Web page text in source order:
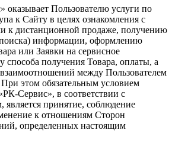
Пользователю услуги по
к Сайту в целях ознакомления с
к дистанционной продаже, получению
поиска) информации, оформлению
или Заявки на сервисное
способа получения Товара, оплаты, а
между Пользователем
этом обязательным условием
Сервис», в соответствии с
является принятие, соблюдение
к отношениям Сторон
определенных настоящим